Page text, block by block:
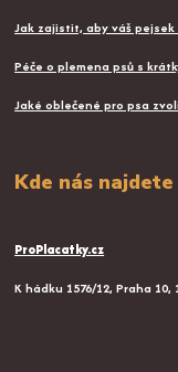
Jak zajistit, aby váš
Péče o plemena psů s
Jaké oblečené pro psa
Kde nás najdete
ProPlacatky.cz
K hádku 1576/12, Praha 10,